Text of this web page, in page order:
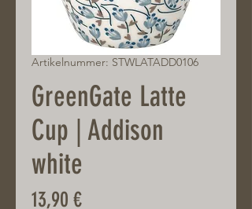
Artikelnummer: STWLATADD0106
GreenGate Latte
Cup | Addison
white
13,90 €Preis